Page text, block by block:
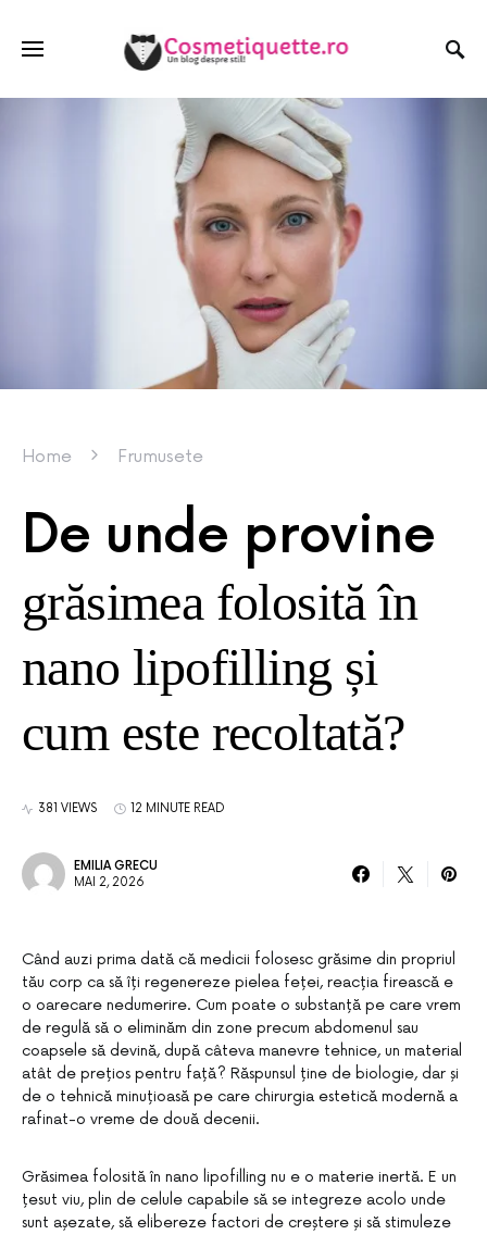
Home Frumusete
De unde provine
grăsimea folosită în
nano lipofilling și
cum este recoltată?
381 VIEWS 12 MINUTE READ
EMILIA GRECU
MAI 2, 2026
Când auzi prima dată că medicii folosesc grăsime din propriul
tău corp ca să îți regenereze pielea feței, reacția firească e
o oarecare nedumerire. Cum poate o substanță pe care vrem
de regulă să o eliminăm din zone precum abdomenul sau
coapsele să devină, după câteva manevre tehnice, un material
atât de prețios pentru față? Răspunsul ține de biologie, dar și
de o tehnică minuțioasă pe care chirurgia estetică modernă a
rafinat-o vreme de două decenii.
Grăsimea folosită în nano lipofilling nu e o materie inertă. E un
țesut viu, plin de celule capabile să se integreze acolo unde
sunt așezate, să elibereze factori de creștere și să stimuleze